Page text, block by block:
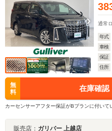
通常
年式
車検
保証
住所
無
料
在庫確認
カーセンサーアフター保証がBプランに付いて
販売店： ガリバー 上越店